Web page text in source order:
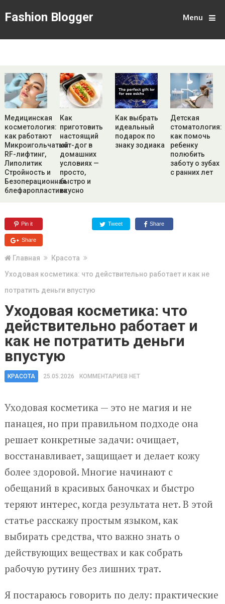
Fashion Blogger Menu
Медицинская
косметология:
как работают
Микроигольчатый
RF-лифтинг,
Липолитик
Стройность и
Безоперационная
блефаропластика
Как
приготовить
настоящий
хот-дог в
домашних
условиях —
просто,
быстро и
вкусно
Как выбрать
идеальный
подарок по
знаку зодиака
Детская
стоматология:
как помочь
ребенку
полюбить
заботу о зубах
с ранних лет
Pin it Tweet Share
Share
Главная
Красота
Уходовая косметика: что действительно работает и как не
потратить деньги впустую
Уходовая косметика: что
действительно работает и
как не потратить деньги
впустую
КРАСОТА 25.05.2026 КОММЕНТАРИЕВ НЕТ
Уходовая косметика — это не магия и не
панацея, но при правильном подходе она
решает конкретные задачи: очищает,
восстанавливает, защищает и делает кожу
более здоровой. Многие начинают с
обещаний в красивых баночках и быстро
теряют интерес, когда результата нет. В этой
статье расскажу простым языком, как
выбирать средства, что важно знать о
действующих веществах и как собрать
рабочую рутину без лишних трат.
Я постараюсь говорить по делу: практические